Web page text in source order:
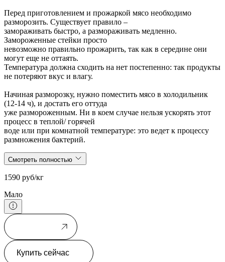
Перед приготовлением и прожаркой мясо необходимо
разморозить. Существует правило –
замораживать быстро, а размораживать медленно.
Замороженные стейки просто
невозможно правильно прожарить, так как в середине они
могут еще не оттаять.
Температура должна сходить на нет постепенно: так продукты
не потеряют вкус и влагу.
Начиная разморозку, нужно поместить мясо в холодильник
(12-14 ч), и достать его оттуда
уже размороженным. Ни в коем случае нельзя ускорять этот
процесс в теплой/ горячей
воде или при комнатной температуре: это ведет к процессу
размножения бактерий.
Смотреть полностью
1590 руб/кг
Мало
Купить сейчас